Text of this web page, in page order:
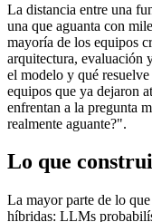
La distancia entre una
una que aguanta con
mayoría de los equipos
arquitectura, evaluación
el modelo y qué
equipos que ya dejaron
enfrentan a la pregunta
realmente aguante?".
Lo que
La mayor parte de lo
híbridas: LLMs